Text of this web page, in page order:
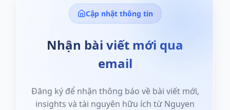
Cập nhật thông tin
Nhận bài viết mới qua
email
Đăng ký để nhận thông báo về bài viết mới,
insights và tài nguyên hữu ích từ Nguyen